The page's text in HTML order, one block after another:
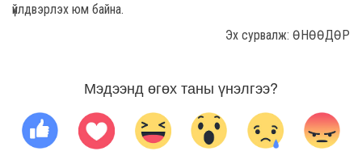
үйлдвэрлэх юм байна.
Эх сурвалж: ӨНӨӨДӨР
Мэдээнд өгөх таны үнэлгээ?